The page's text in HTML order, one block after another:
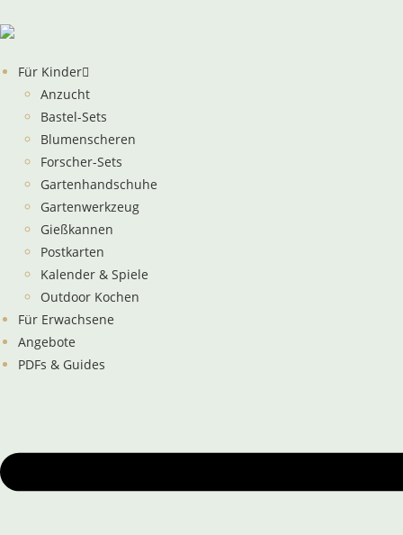
springen
Für Kinder
Anzucht
Bastel-Sets
Blumenscheren
Forscher-Sets
Gartenhandschuhe
Gartenwerkzeug
Gießkannen
Postkarten
Kalender & Spiele
Outdoor Kochen
Für Erwachsene
Angebote
PDFs & Guides